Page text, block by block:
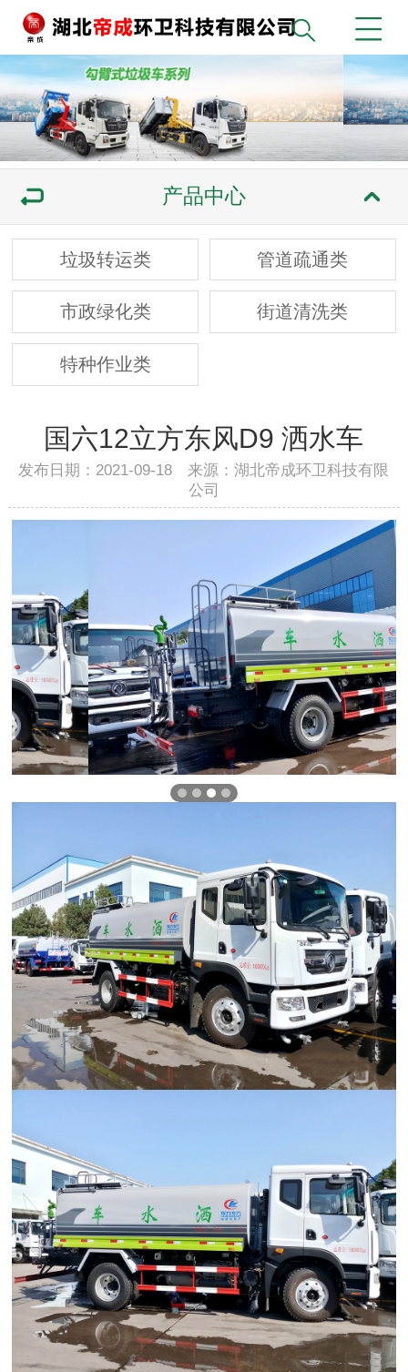
产品中心
垃圾转运类 管道疏通类
市政绿化类 街道清洗类
特种作业类
国六12立方东风D9 洒水车
发布日期：2021-09-18 来源：湖北帝成环卫科技有限
公司